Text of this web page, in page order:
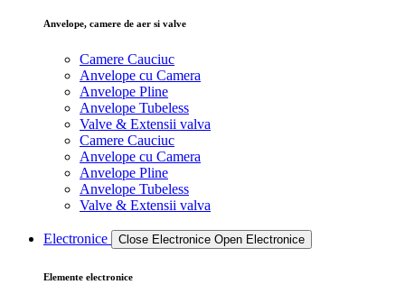
Anvelope, camere de aer si valve
Camere Cauciuc
Anvelope cu Camera
Anvelope Pline
Anvelope Tubeless
Valve & Extensii valva
Camere Cauciuc
Anvelope cu Camera
Anvelope Pline
Anvelope Tubeless
Valve & Extensii valva
Electronice Close Electronice Open Electronice
Elemente electronice